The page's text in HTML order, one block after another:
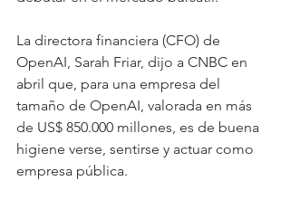
La directora financiera (CFO) de
OpenAI, Sarah Friar, dijo a CNBC en
abril que, para una empresa del
tamaño de OpenAI, valorada en más
de US$ 850.000 millones, es de buena
higiene verse, sentirse y actuar como
empresa pública.